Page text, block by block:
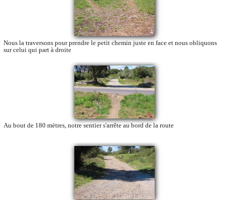
Nous la traversons pour prendre le petit chemin juste en face et nous obliquons
sur celui qui part à droite
Au bout de 180 mètres, notre sentier s'arrête au bord de la route